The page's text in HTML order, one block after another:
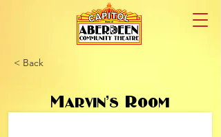
< Back
Marvin’s Room